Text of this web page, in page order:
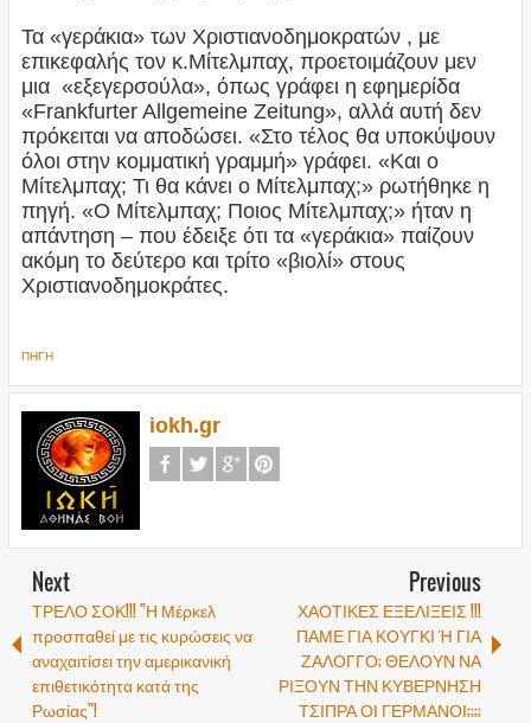
Τα «γεράκια» των Χριστιανοδημοκρατών , με
επικεφαλής τον κ.Μίτελμπαχ, προετοιμάζουν μεν
μια «εξεγερσούλα», όπως γράφει η εφημερίδα
«Frankfurter Allgemeine Zeitung», αλλά αυτή δεν
πρόκειται να αποδώσει. «Στο τέλος θα υποκύψουν
όλοι στην κομματική γραμμή» γράφει. «Και ο
Μίτελμπαχ; Τι θα κάνει ο Μίτελμπαχ;» ρωτήθηκε η
πηγή. «Ο Μίτελμπαχ; Ποιος Μίτελμπαχ;» ήταν η
απάντηση – που έδειξε ότι τα «γεράκια» παίζουν
ακόμη το δεύτερο και τρίτο «βιολί» στους
Χριστιανοδημοκράτες.
ΠΗΓΗ
iokh.gr
Next
ΤΡΕΛΟ ΣΟΚ!!! "Η Μέρκελ
προσπαθεί με τις κυρώσεις να
αναχαιτίσει την αμερικανική
επιθετικότητα κατά της
Ρωσίας"!
Previous
ΧΑΟΤΙΚΕΣ ΕΞΕΛΙΞΕΙΣ !!!
ΠΑΜΕ ΓΙΑ ΚΟΥΓΚΙ Ή ΓΙΑ
ΖΑΛΟΓΓΟ; ΘΕΛΟΥΝ ΝΑ
ΡΙΞΟΥΝ ΤΗΝ ΚΥΒΕΡΝΗΣΗ
ΤΣΙΠΡΑ ΟΙ ΓΕΡΜΑΝΟΙ;;;;